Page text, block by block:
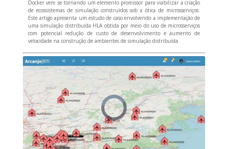
Docker vem se tornando um elemento promissor para viabilizar a criação
de ecossistemas de simulação construídos sob a ótica de microsserviços.
Este artigo apresenta um estudo de caso envolvendo a implementação de
uma simulação distribuída HLA obtida por meio do uso de microsserviços
com potencial redução de custo de desenvolvimento e aumento de
velocidade na construção de ambientes de simulação distribuída.